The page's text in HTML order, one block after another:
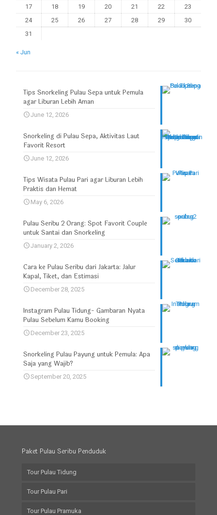
17
18 19 20 21 22
23
24
25 26 27 28 29
30
31
« Jun
Tips Snorkeling Pulau Sepa untuk Pemula
agar Liburan Lebih Aman
June 12, 2026
Snorkeling di Pulau Sepa, Aktivitas Laut
Favorit Resort
June 12, 2026
Tips Wisata Pulau Pari agar Liburan Lebih
Praktis dan Hemat
May 6, 2026
Pulau Seribu 2 Orang: Spot Favorit Couple
untuk Santai dan Snorkeling
January 2, 2026
Cara ke Pulau Seribu dari Jakarta: Jalur
Kapal, Tiket, dan Estimasi
December 28, 2025
Instagram Pulau Tidung- Gambaran Nyata
Pulau Sebelum Kamu Booking
December 23, 2025
Snorkeling Pulau Payung untuk Pemula: Apa
Saja yang Wajib?
September 20, 2025
Paket Pulau Seribu Penduduk
Tour Pulau Tidung
Tour Pulau Pari
Tour Pulau Pramuka